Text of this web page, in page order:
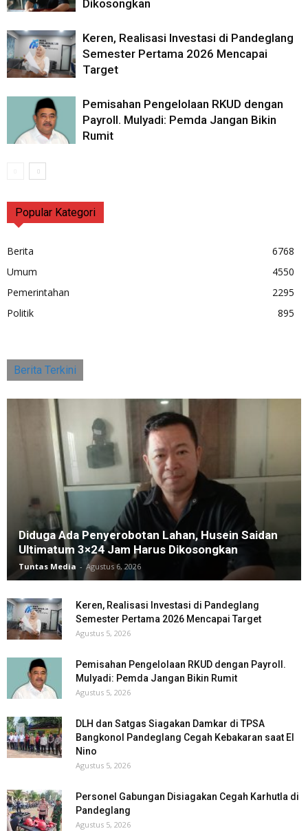
Dikosongkan
Keren, Realisasi Investasi di Pandeglang
Semester Pertama 2026 Mencapai
Target
Pemisahan Pengelolaan RKUD dengan
Payroll. Mulyadi: Pemda Jangan Bikin
Rumit
Popular Kategori
Berita
6768
Umum
4550
Pemerintahan
2295
Politik
895
Berita Terkini
Diduga Ada Penyerobotan Lahan, Husein Saidan
Ultimatum 3×24 Jam Harus Dikosongkan
Tuntas Media - Agustus 6, 2026
Keren, Realisasi Investasi di Pandeglang
Semester Pertama 2026 Mencapai Target
Agustus 5, 2026
Pemisahan Pengelolaan RKUD dengan Payroll.
Mulyadi: Pemda Jangan Bikin Rumit
Agustus 5, 2026
DLH dan Satgas Siagakan Damkar di TPSA
Bangkonol Pandeglang Cegah Kebakaran saat El
Nino
Agustus 5, 2026
Personel Gabungan Disiagakan Cegah Karhutla di
Pandeglang
Agustus 5, 2026